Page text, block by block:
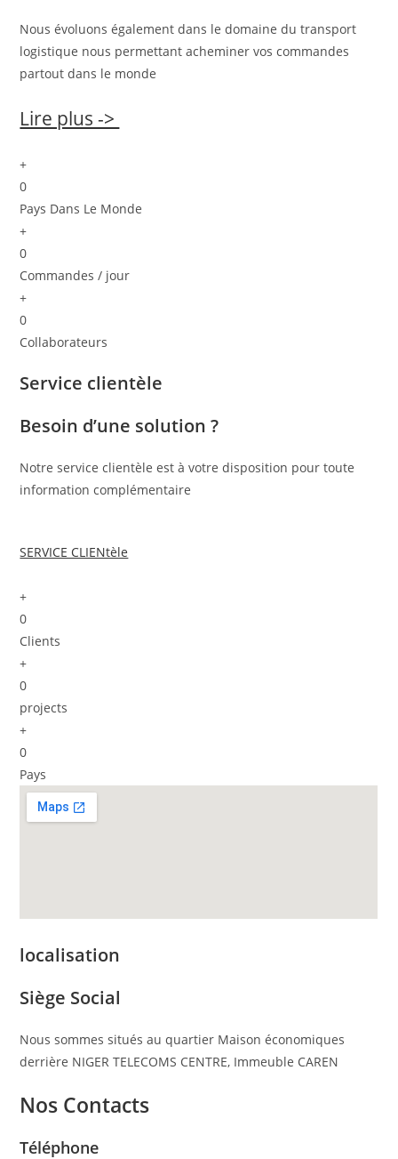
Nous évoluons également dans le domaine du transport
logistique nous permettant acheminer vos commandes
partout dans le monde
Lire plus ->
+
0
Pays Dans Le Monde
+
0
Commandes / jour
+
0
Collaborateurs
Service clientèle
Besoin d’une solution ?
Notre service clientèle est à votre disposition pour toute
information complémentaire
SERVICE CLIENtèle
+
0
Clients
+
0
projects
+
0
Pays
localisation
Siège Social
Nous sommes situés au quartier Maison économiques
derrière NIGER TELECOMS CENTRE, Immeuble CAREN
Nos Contacts
Téléphone